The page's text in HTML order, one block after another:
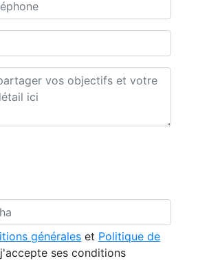
générales et Politique de
ses conditions